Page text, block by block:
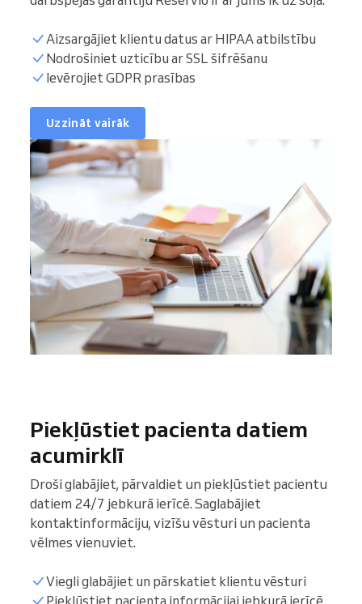
Aizsargājiet klientu datus ar HIPAA atbilstību
Nodrošiniet uzticību ar SSL šifrēšanu
Ievērojiet GDPR prasības
Uzzināt vairāk
Piekļūstiet pacienta datiem
acumirklī
Droši glabājiet, pārvaldiet un piekļūstiet pacientu
datiem 24/7 jebkurā ierīcē. Saglabājiet
kontaktinformāciju, vizīšu vēsturi un pacienta
vēlmes vienuviet.
Viegli glabājiet un pārskatiet klientu vēsturi
Piekļūstiet pacienta informācijai jebkurā ierīcē